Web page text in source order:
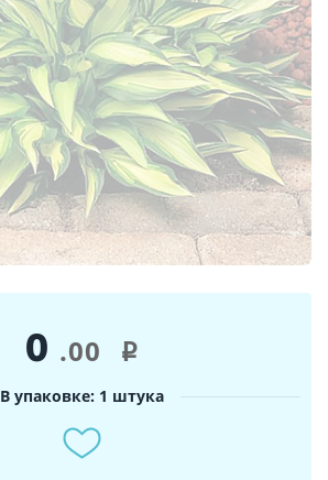
0 .00 i
В упаковке: 1 штука